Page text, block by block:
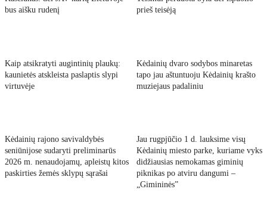
bus aišku rudenį
prieš teisėją
Kaip atsikratyti augintinių plaukų:
kaunietės atskleista paslaptis slypi
virtuvėje
Kėdainių dvaro sodybos minaretas
tapo jau aštuntuoju Kėdainių krašto
muziejaus padaliniu
Kėdainių rajono savivaldybės
seniūnijose sudaryti preliminarūs
2026 m. nenaudojamų, apleistų kitos
paskirties žemės sklypų sąrašai
Jau rugpjūčio 1 d. lauksime visų
Kėdainių miesto parke, kuriame vyks
didžiausias nemokamas giminių
piknikas po atviru dangumi –
„Gimininės”